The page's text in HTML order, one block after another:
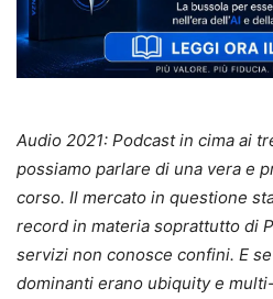
Audio 2021: Podcast in cima ai
possiamo parlare di una vera e
corso. Il mercato in questione
record in materia soprattutto di
servizi non conosce confini. E
dominanti erano ubiquity e